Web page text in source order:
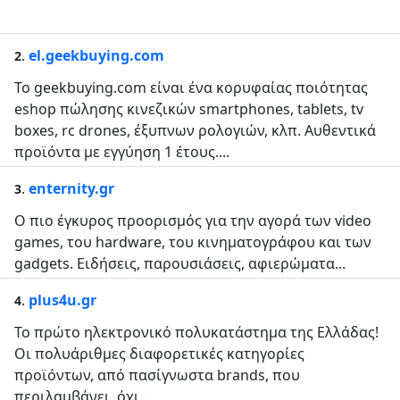
2. el.geekbuying.com
Το geekbuying.com είναι ένα κορυφαίας ποιότητας
eshop πώλησης κινεζικών smartphones, tablets, tv
boxes, rc drones, έξυπνων ρολογιών, κλπ. Αυθεντικά
προϊόντα με εγγύηση 1 έτους....
3. enternity.gr
Ο πιο έγκυρος προορισμός για την αγορά των video
games, του hardware, του κινηματογράφου και των
gadgets. Ειδήσεις, παρουσιάσεις, αφιερώματα...
4. plus4u.gr
Το πρώτο ηλεκτρονικό πολυκατάστημα της Ελλάδας!
Οι πολυάριθμες διαφορετικές κατηγορίες
προϊόντων, από πασίγνωστα brands, που